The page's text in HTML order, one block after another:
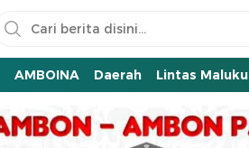
AMBOINA Daerah Lintas Maluku